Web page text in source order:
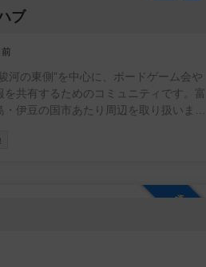
ブ
河の東側”を中心に、ボードゲーム会や
を共有するためのコミュニティです。富
伊豆の国市あたり周辺を取り扱いま
報が点在していて見つけにくいこともあ
迎の会、重ゲー中心、親子向け、新作
模は問いません。主催者・参加者どち
チ商法など、ボードゲームと関係のな